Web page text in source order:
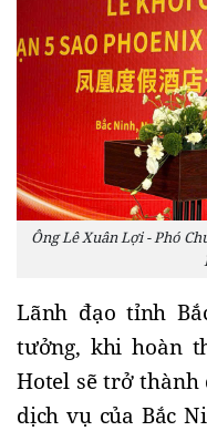
Ông Lê Xuân Lợi - Phó
Lãnh đạo tỉnh
tưởng, khi hoàn
Hotel sẽ trở
dịch vụ của Bắc